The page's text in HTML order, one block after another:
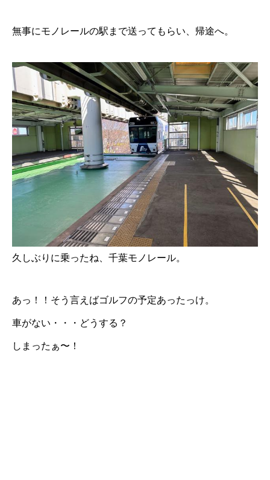
無事にモノレールの駅まで送ってもらい、帰途へ。
久しぶりに乗ったね、千葉モノレール。
あっ！！そう言えばゴルフの予定あったっけ。
車がない・・・どうする？
しまったぁ〜！